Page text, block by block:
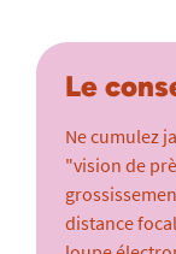
Le
Ne cumulez
"vision de
distance